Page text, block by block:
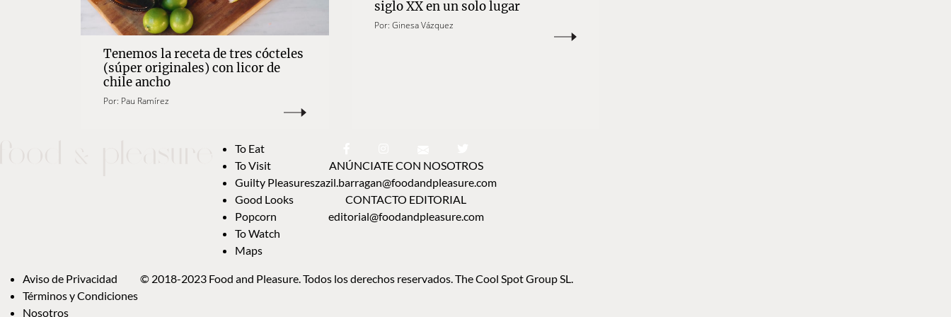
Tenemos la receta de tres cócteles
(súper originales) con licor de
chile ancho
Por: Pau Ramírez
siglo XX en un solo lugar
Por: Ginesa Vázquez
To Eat
To Visit
Guilty Pleasures
Good Looks
Popcorn
To Watch
Maps
ANÚNCIATE CON NOSOTROS
zazil.barragan@foodandpleasure.com
CONTACTO EDITORIAL
editorial@foodandpleasure.com
Aviso de Privacidad
Términos y Condiciones
Nosotros
© 2018-2023 Food and Pleasure. Todos los derechos reservados. The Cool Spot Group SL.